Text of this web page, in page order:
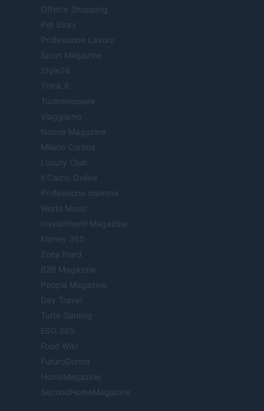
Offerte Shopping
Pet Story
Professione Lavoro
Sport Magazine
Style24
Think.it
Tuobenessere
Viaggiamo
Nonne Magazine
Milano Cortina
Luxury Club
Il Calcio Online
Professione mamma
World Music
Investimenti Magazine
Money 365
Zona Nerd
B2B Magazine
People Magazine
Day Travel
Tutto Gaming
ESG 365
Food Wiki
FuturoDonna
HomeMagazine
SecondHomeMagazine